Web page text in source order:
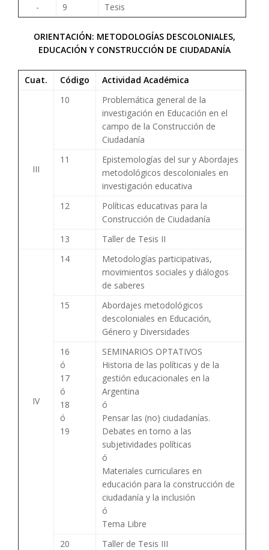
-
9 Tesis
ORIENTACIÓN: METODOLOGÍAS DESCOLONIALES,
EDUCACIÓN Y CONSTRUCCIÓN DE CIUDADANÍA
Cuat. Código Actividad Académica
III
10
Problemática general de la
investigación en Educación en el
campo de la Construcción de
Ciudadanía
11
Epistemologías del sur y Abordajes
metodológicos descoloniales en
investigación educativa
12
Políticas educativas para la
Construcción de Ciudadanía
13
Taller de Tesis II
IV
14
Metodologías participativas,
movimientos sociales y diálogos
de saberes
15
Abordajes metodológicos
descoloniales en Educación,
Género y Diversidades
16
ó
17
ó
18
ó
19
SEMINARIOS OPTATIVOS
Historia de las políticas y de la
gestión educacionales en la
Argentina
ó
Pensar las (no) ciudadanías.
Debates en torno a las
subjetividades políticas
ó
Materiales curriculares en
educación para la construcción de
ciudadanía y la inclusión
ó
Tema Libre
20
Taller de Tesis III